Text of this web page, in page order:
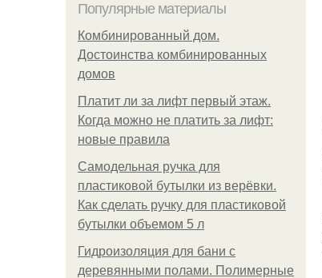
Популярные материалы
Комбинированный дом.
Достоинства комбинированных
домов
Платит ли за лифт первый этаж.
Когда можно не платить за лифт:
новые правила
Самодельная ручка для
пластиковой бутылки из верёвки.
Как сделать ручку для пластиковой
бутылки объемом 5 л
Гидроизоляция для бани с
деревянными полами. Полимерные